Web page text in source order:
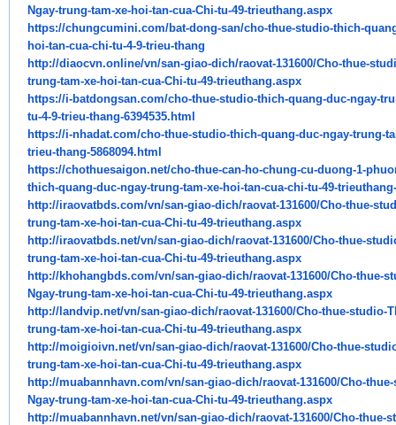
Ngay-trung-tam-xe-hoi-tan-cua-Chi-tu-49-trieuthang.aspx
https://chungcumini.com/bat-dong-san/cho-thue-studio-thich-
hoi-tan-cua-chi-tu-4-9-trieu-thang
http://diaocvn.online/vn/san-giao-dich/raovat-131600/Cho-thue-
trung-tam-xe-hoi-tan-cua-Chi-tu-49-trieuthang.aspx
https://i-batdongsan.com/cho-thue-studio-thich-quang-duc-ngay-
tu-4-9-trieu-thang-6394535.html
https://i-nhadat.com/cho-thue-studio-thich-quang-duc-ngay-trung-
trieu-thang-5868094.html
https://chothuesaigon.net/cho-thue-can-ho-chung-cu-duong-1-
thich-quang-duc-ngay-trung-tam-xe-hoi-tan-cua-chi-tu-49-
http://iraovatbds.com/vn/san-giao-dich/raovat-131600/Cho-thue-
trung-tam-xe-hoi-tan-cua-Chi-tu-49-trieuthang.aspx
http://iraovatbds.net/vn/san-giao-dich/raovat-131600/Cho-thue-
trung-tam-xe-hoi-tan-cua-Chi-tu-49-trieuthang.aspx
http://khohangbds.com/vn/san-giao-dich/raovat-131600/Cho-thue-
Ngay-trung-tam-xe-hoi-tan-cua-Chi-tu-49-trieuthang.aspx
http://landvip.net/vn/san-giao-dich/raovat-131600/Cho-thue-studio-
trung-tam-xe-hoi-tan-cua-Chi-tu-49-trieuthang.aspx
http://moigioivn.net/vn/san-giao-dich/raovat-131600/Cho-thue-
trung-tam-xe-hoi-tan-cua-Chi-tu-49-trieuthang.aspx
http://muabannhavn.com/vn/san-giao-dich/raovat-131600/Cho-
Ngay-trung-tam-xe-hoi-tan-cua-Chi-tu-49-trieuthang.aspx
http://muabannhavn.net/vn/san-giao-dich/raovat-131600/Cho-thue-